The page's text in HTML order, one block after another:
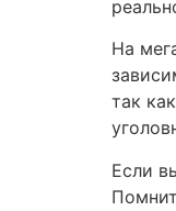
На
так
Если